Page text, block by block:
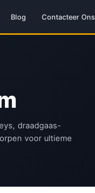
Blog Contacteer Ons
draadgaas-
voor ultieme